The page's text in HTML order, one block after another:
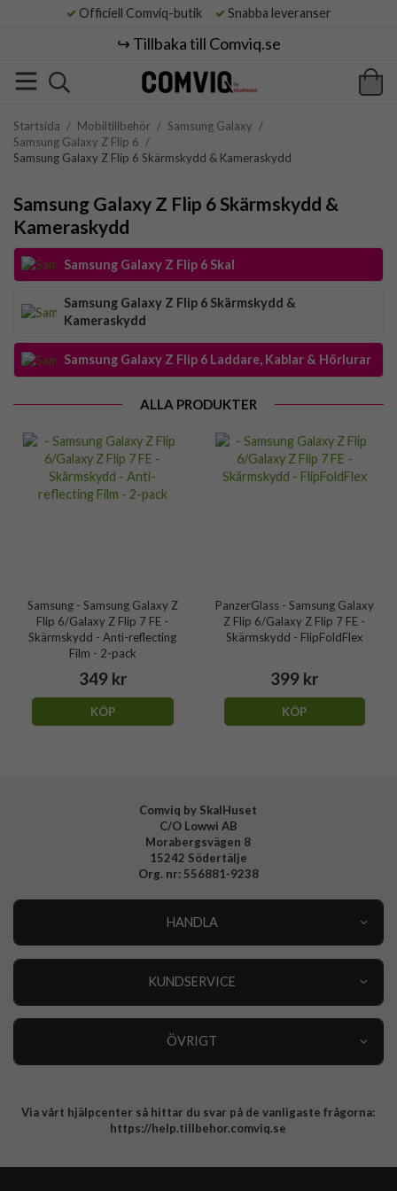
Officiell Comviq-butik Snabba leveranser
↪️ Tillbaka till Comviq.se
Startsida / Mobiltillbehör / Samsung Galaxy /
Samsung Galaxy Z Flip 6 /
Samsung Galaxy Z Flip 6 Skärmskydd & Kameraskydd
Samsung Galaxy Z Flip 6 Skärmskydd &
Kameraskydd
Samsung Galaxy Z Flip 6 Skal
Samsung Galaxy Z Flip 6 Skärmskydd &
Kameraskydd
Samsung Galaxy Z Flip 6 Laddare, Kablar & Hörlurar
ALLA PRODUKTER
Samsung - Samsung Galaxy Z
Flip 6/Galaxy Z Flip 7 FE -
Skärmskydd - Anti-reflecting
Film - 2-pack
349 kr
KÖP
PanzerGlass - Samsung Galaxy
Z Flip 6/Galaxy Z Flip 7 FE -
Skärmskydd - FlipFoldFlex
399 kr
KÖP
Comviq by SkalHuset
C/O Lowwi AB
Morabergsvägen 8
15242 Södertälje
Org. nr: 556881-9238
HANDLA
KUNDSERVICE
ÖVRIGT
Integritetspolicy
Via vårt hjälpcenter så hittar du svar på de vanligaste frågorna:
https://help.tillbehor.comviq.se